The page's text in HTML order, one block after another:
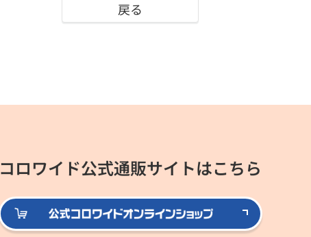
戻る
コロワイド公式通販サイトはこちら
公式コロワ